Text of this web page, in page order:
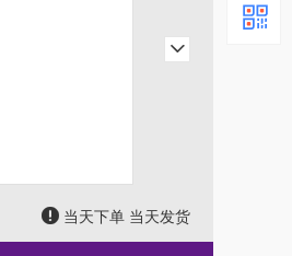
当天下单 当天发货